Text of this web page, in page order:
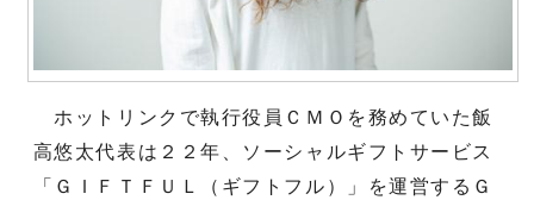
ホットリンクで執行役員ＣＭＯを務めていた飯
高悠太代表は２２年、ソーシャルギフトサービス
「ＧＩＦＴＦＵＬ（ギフトフル）」を運営するＧ